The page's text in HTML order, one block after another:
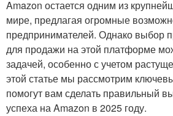
Amazon остается одним из
мире, предлагая огромные
предпринимателей. Однако выбор
для продажи на этой платформе
задачей, особенно с учетом
этой статье мы рассмотрим
помогут вам сделать правильный
успеха на Amazon в 2025 году.